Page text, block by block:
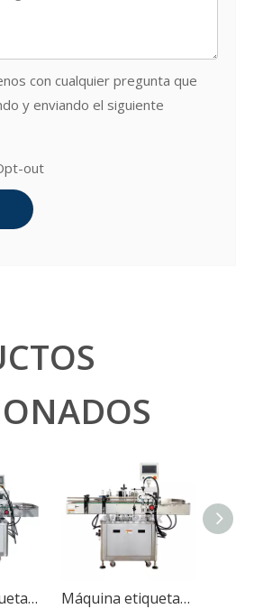
con cualquier pregunta que
y enviando el siguiente
out
Máquina etiquetadora automática de posicionamiento de botellas redondas MT-200C Máquina etiquetadora automática de posicionamiento de botellas redondas MT-200B